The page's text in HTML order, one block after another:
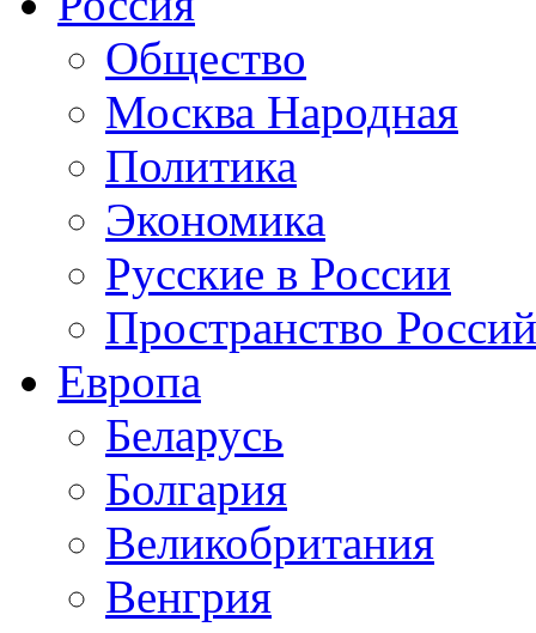
Общество
Москва Народная
Политика
Экономика
Русские в России
Пространство
Европа
Беларусь
Болгария
Великобритания
Венгрия